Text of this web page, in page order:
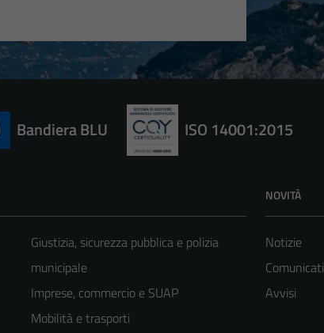
Bandiera BLU ISO 14001:2015
Giustizia, sicurezza pubblica e polizia
municipale
Imprese, commercio e SUAP
Mobilità e trasporti
NOVITÀ
Notizie
Comunicati
Avvisi